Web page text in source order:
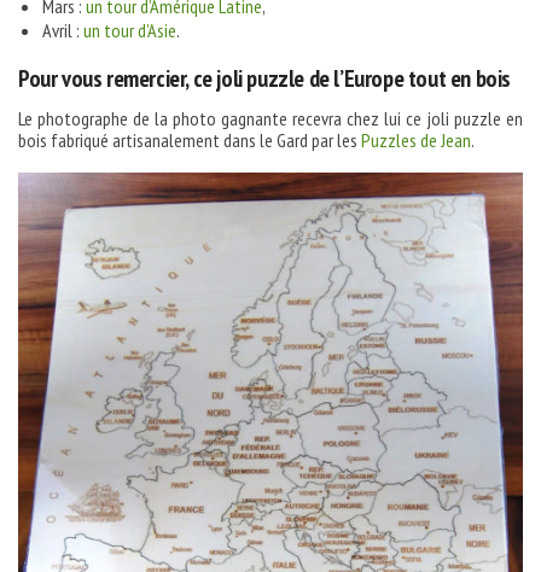
Mars : un tour d’Amérique Latine,
Avril : un tour d’Asie.
Pour vous remercier, ce joli puzzle de l’Europe tout en bois
Le photographe de la photo gagnante recevra chez lui ce joli puzzle en
bois fabriqué artisanalement dans le Gard par les Puzzles de Jean.